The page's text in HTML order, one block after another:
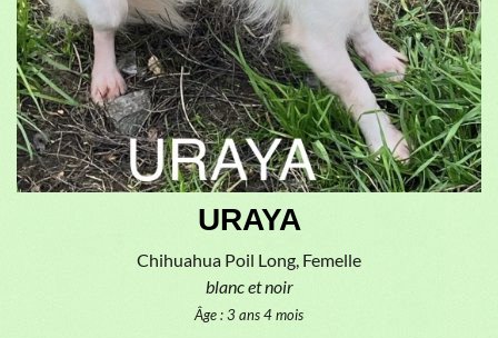
URAYA
Chihuahua Poil Long, Femelle
blanc et noir
Âge : 3 ans 4 mois